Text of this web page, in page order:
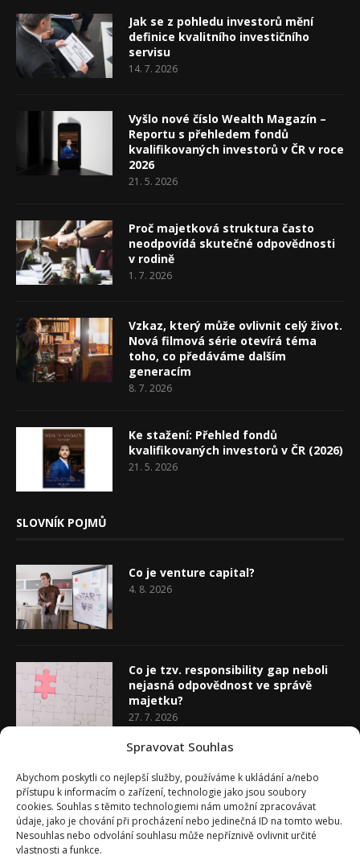
Spravovat Souhlas
Abychom poskytli co nejlepší služby, používáme k ukládání a/nebo
přístupu k informacím o zařízení, technologie jako jsou soubory
cookies. Souhlas s těmito technologiemi nám umožní zpracovávat
údaje, jako je chování při procházení nebo jedinečná ID na tomto webu.
Nesouhlas nebo odvolání souhlasu může nepříznivě ovlivnit určité
vlastnosti a funkce.
Jak se z pohledu investorů mění
definice kvalitního investičního
servisu
14. 7. 2026
Vyšlo nové číslo Wealth Magazín –
Reportu s přehledem fondů
kvalifikovaných investorů v ČR v roce
2026
21. 5. 2026
Proč majetková struktura často
neodpovídá skutečné odpovědnosti
v rodině
1. 7. 2026
Vzkaz, který může ovlivnit celý život.
Nová filmová série otevírá téma
toho, co předáváme dalším
generacím
8. 7. 2026
Ke stažení: Přehled fondů
kvalifikovaných investorů v ČR (2026)
21. 5. 2026
SLOVNÍK POJMŮ
Co je venture capital?
4. 8. 2026
Co je tzv. responsibility gap neboli
nejasná odpovědnost ve správě
majetku?
27. 7. 2026
20. 7. 2026